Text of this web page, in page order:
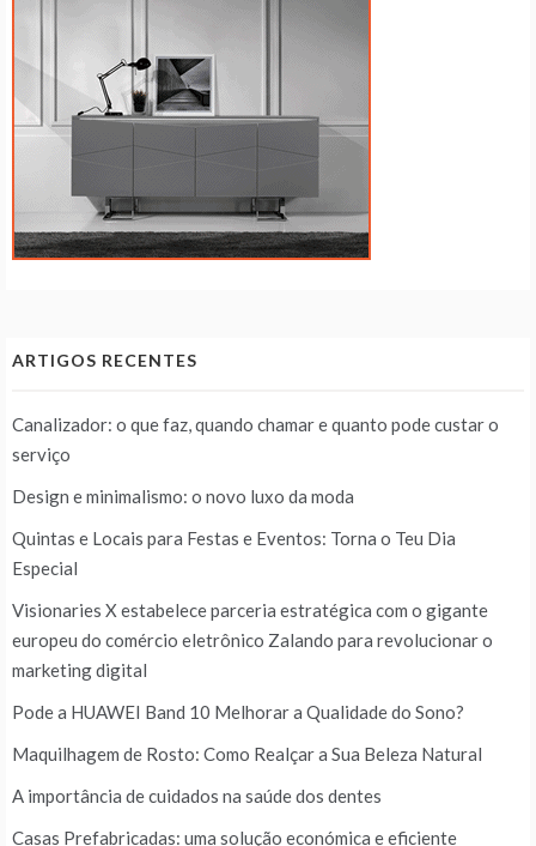
ARTIGOS RECENTES
Canalizador: o que faz, quando chamar e quanto pode custar o
serviço
Design e minimalismo: o novo luxo da moda
Quintas e Locais para Festas e Eventos: Torna o Teu Dia
Especial
Visionaries X estabelece parceria estratégica com o gigante
europeu do comércio eletrônico Zalando para revolucionar o
marketing digital
Pode a HUAWEI Band 10 Melhorar a Qualidade do Sono?
Maquilhagem de Rosto: Como Realçar a Sua Beleza Natural
A importância de cuidados na saúde dos dentes
Casas Prefabricadas: uma solução económica e eficiente